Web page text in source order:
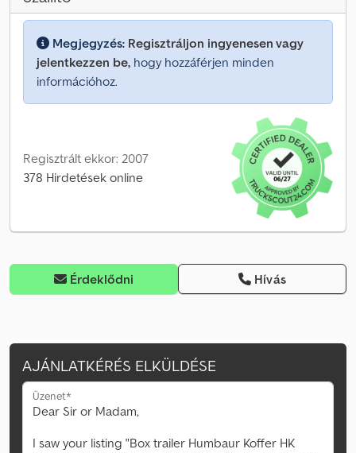
Megjegyzés: Regisztráljon ingyenesen vagy
jelentkezzen be, hogy hozzáférjen minden
információhoz.
Regisztrált ekkor: 2007
378 Hirdetések online
Érdeklődni Hívás
AJÁNLATKÉRÉS ELKÜLDÉSE
Üzenet*